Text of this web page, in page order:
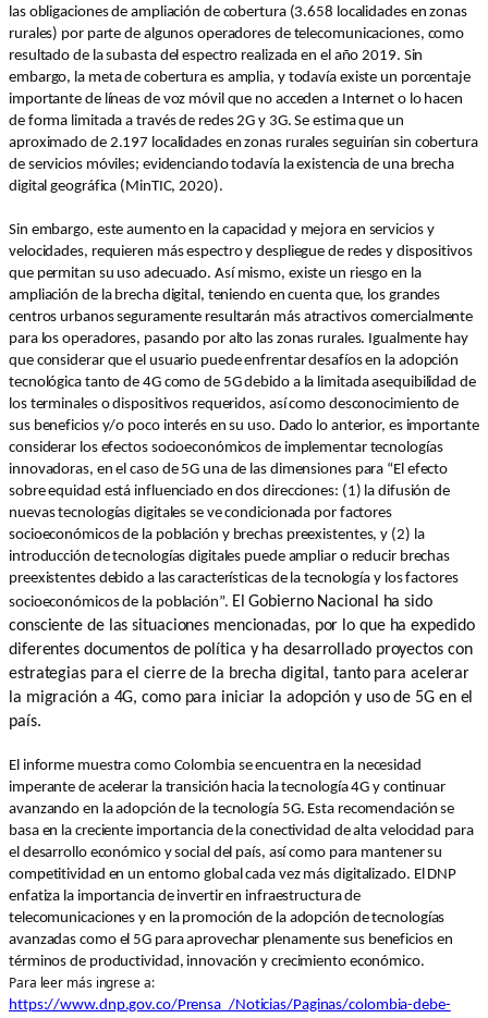
las obligaciones de ampliación de cobertura (3.658 localidades en zonas
rurales) por parte de algunos operadores de telecomunicaciones, como
resultado de la subasta del espectro realizada en el año 2019. Sin
embargo, la meta de cobertura es amplia, y todavía existe un porcentaje
importante de líneas de voz móvil que no acceden a Internet o lo hacen
de forma limitada a través de redes 2G y 3G. Se estima que un
aproximado de 2.197 localidades en zonas rurales seguirían sin cobertura
de servicios móviles; evidenciando todavía la existencia de una brecha
digital geográfica (MinTIC, 2020).
Sin embargo, este aumento en la capacidad y mejora en servicios y
velocidades, requieren más espectro y despliegue de redes y dispositivos
que permitan su uso adecuado. Así mismo, existe un riesgo en la
ampliación de la brecha digital, teniendo en cuenta que, los grandes
centros urbanos seguramente resultarán más atractivos comercialmente
para los operadores, pasando por alto las zonas rurales. Igualmente hay
que considerar que el usuario puede enfrentar desafíos en la adopción
tecnológica tanto de 4G como de 5G debido a la limitada asequibilidad de
los terminales o dispositivos requeridos, así como desconocimiento de
sus beneficios y/o poco interés en su uso. Dado lo anterior, es importante
considerar los efectos socioeconómicos de implementar tecnologías
innovadoras, en el caso de 5G una de las dimensiones para “El efecto
sobre equidad está influenciado en dos direcciones: (1) la difusión de
nuevas tecnologías digitales se ve condicionada por factores
socioeconómicos de la población y brechas preexistentes, y (2) la
introducción de tecnologías digitales puede ampliar o reducir brechas
preexistentes debido a las características de la tecnología y los factores
socioeconómicos de la población”. El Gobierno Nacional ha sido
consciente de las situaciones mencionadas, por lo que ha expedido
diferentes documentos de política y ha desarrollado proyectos con
estrategias para el cierre de la brecha digital, tanto para acelerar
la migración a 4G, como para iniciar la adopción y uso de 5G en el
país.
El informe muestra como Colombia se encuentra en la necesidad
imperante de acelerar la transición hacia la tecnología 4G y continuar
avanzando en la adopción de la tecnología 5G. Esta recomendación se
basa en la creciente importancia de la conectividad de alta velocidad para
el desarrollo económico y social del país, así como para mantener su
competitividad en un entorno global cada vez más digitalizado. El DNP
enfatiza la importancia de invertir en infraestructura de
telecomunicaciones y en la promoción de la adopción de tecnologías
avanzadas como el 5G para aprovechar plenamente sus beneficios en
términos de productividad, innovación y crecimiento económico.
Para leer más ingrese a:
https://www.dnp.gov.co/Prensa_/Noticias/Paginas/colombia-debe-